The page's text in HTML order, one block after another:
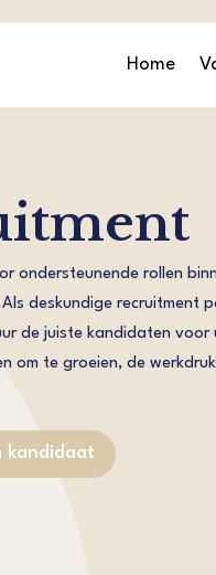
Home
ondersteunende rollen
deskundige recruitment
de juiste kandidaten voor
om te groeien, de
kandidaat